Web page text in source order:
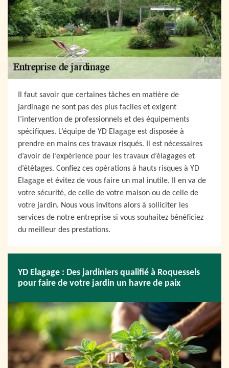
Il faut savoir que certaines tâches en matière de
jardinage ne sont pas des plus faciles et exigent
l’intervention de professionnels et des équipements
spécifiques. L’équipe de YD Elagage est disposée à
prendre en mains ces travaux risqués. Il est nécessaires
d’avoir de l’expérience pour les travaux d’élagages et
d’étêtages. Confiez ces opérations à hauts risques à YD
Elagage et évitez de vous faire un mal inutile. Il en va de
votre sécurité, de celle de votre maison ou de celle de
votre jardin. Nous vous invitons alors à solliciter les
services de notre entreprise si vous souhaitez bénéficiez
du meilleur des prestations.
YD Elagage : Des jardiniers qualifié à Roquessels
pour faire de votre jardin un havre de paix